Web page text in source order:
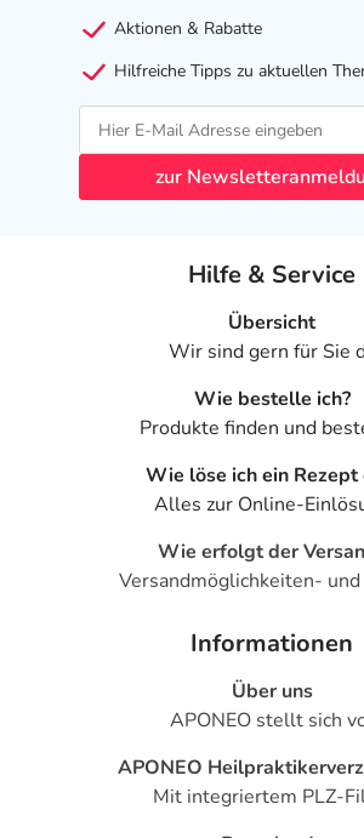
Aktionen & Rabatte
Hilfreiche Tipps zu aktuellen
zur
Hilfe & Service
Übersicht
Wir sind gern für Sie
Wie bestelle ich?
Produkte finden und
Wie löse ich ein Rezept
Alles zur Online-
Wie erfolgt der
Versandmöglichkeiten-
Informationen
Über uns
APONEO stellt sich
APONEO
Mit integriertem PLZ-